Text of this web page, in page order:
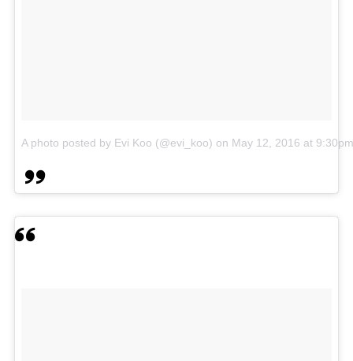
A photo posted by Evi Koo (@evi_koo) on May 12, 2016 at